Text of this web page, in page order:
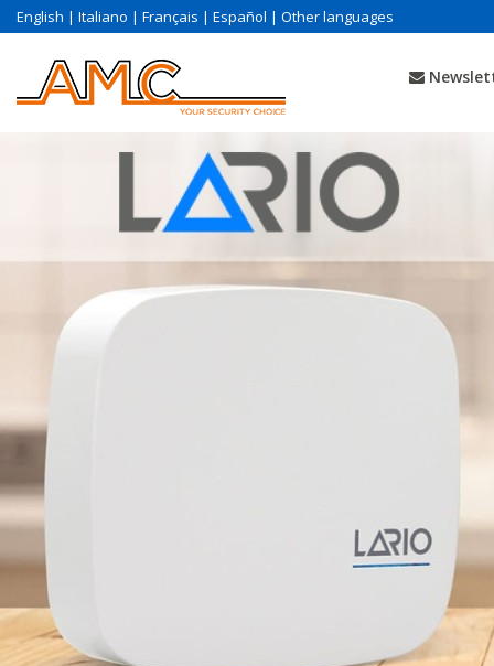
English | Italiano | Français | Español | Other languages